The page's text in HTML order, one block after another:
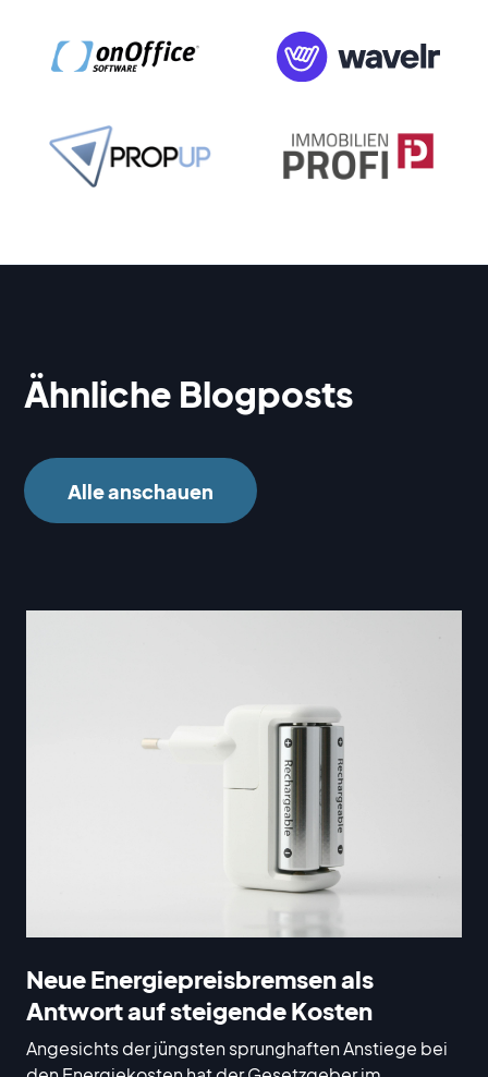
Ähnliche Blogposts
Alle anschauen
Neue Energiepreisbremsen als
Antwort auf steigende Kosten
Angesichts der jüngsten sprunghaften Anstiege bei